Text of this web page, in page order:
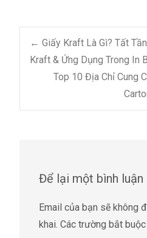
Post
← Giấy Kraft Là Gì? Tất
Kraft & Ứng Dụng Trong In
Top 10 Địa Chỉ Cung
Để lại một bình luận
Email của bạn sẽ không
khai. Các trường bắt